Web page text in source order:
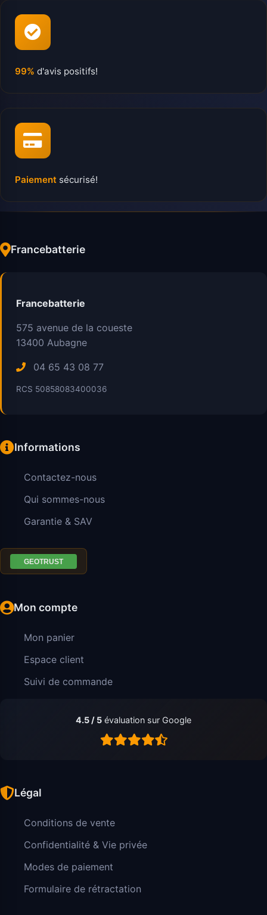
99% d'avis positifs!
Paiement sécurisé!
Francebatterie
Francebatterie
575 avenue de la coueste
13400 Aubagne
04 65 43 08 77
RCS 50858083400036
Informations
Contactez-nous
Qui sommes-nous
Garantie & SAV
Mon compte
Mon panier
Espace client
Suivi de commande
4.5 / 5 évaluation sur Google
Légal
Conditions de vente
Confidentialité & Vie privée
Modes de paiement
Formulaire de rétractation